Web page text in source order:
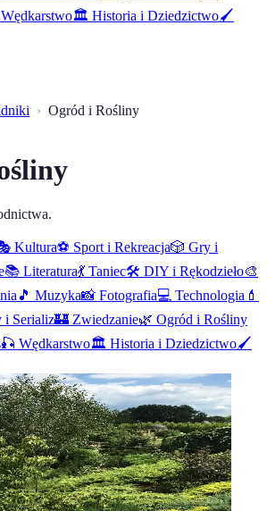
Wędkarstwo🏛️ Historia i Dziedzictwo🖌️
Ogród i Rośliny
Kultura⚽ Sport i Rekreacja🎲 Gry i
📚 Literatura💃 Taniec🛠️ DIY i Rękodzieło🎨
🎵 Muzyka📸 Fotografia💻 Technologia 💄
i Serializ🏰 Zwiedzanie🌿 Ogród i Rośliny
🎣 Wędkarstwo🏛️ Historia i Dziedzictwo🖌️